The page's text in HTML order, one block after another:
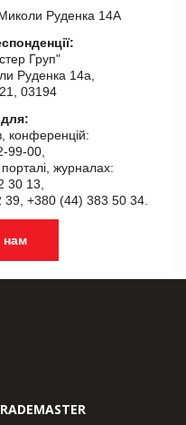
Руденка 14А
Груп"
Руденка 14а,
03194
конференцій:
99-00,
журналах:
30 13,
39, +380 (44) 383 50 34.
нам